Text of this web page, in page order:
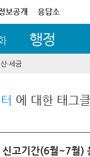
보공개 응답소
행정
∙세금
에 대한 태그
고기간(6월~7월)